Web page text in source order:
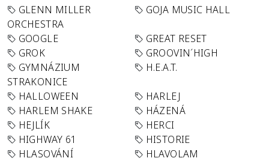
GLENN MILLER
ORCHESTRA
GOJA MUSIC HALL
GOOGLE
GREAT RESET
GROK
GROOVIN´HIGH
GYMNÁZIUM
STRAKONICE
H.E.A.T.
HALLOWEEN
HARLEJ
HARLEM SHAKE
HÁZENÁ
HEJLÍK
HERCI
HIGHWAY 61
HISTORIE
HLASOVÁNÍ
HLAVOLAM